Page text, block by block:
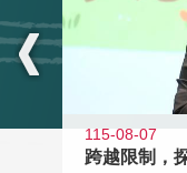
115-08-07
跨越限制，